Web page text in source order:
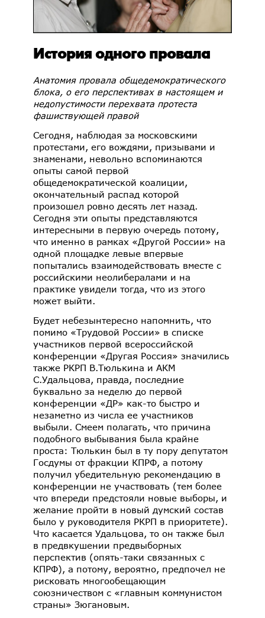
История одного провала
Анатомия провала общедемократического
блока, о его перспективах в настоящем и
недопустимости перехвата протеста
фашиствующей правой
Сегодня, наблюдая за московскими
протестами, его вождями, призывами и
знаменами, невольно вспоминаются
опыты самой первой
общедемократической коалиции,
окончательный распад которой
произошел ровно десять лет назад.
Сегодня эти опыты представляются
интересными в первую очередь потому,
что именно в рамках «Другой России» на
одной площадке левые впервые
попытались взаимодействовать вместе с
российскими неолибералами и на
практике увидели тогда, что из этого
может выйти.
Будет небезынтересно напомнить, что
помимо «Трудовой России» в списке
участников первой всероссийской
конференции «Другая Россия» значились
также РКРП В.Тюлькина и АКМ
С.Удальцова, правда, последние
буквально за неделю до первой
конференции «ДР» как-то быстро и
незаметно из числа ее участников
выбыли. Смеем полагать, что причина
подобного выбывания была крайне
проста: Тюлькин был в ту пору депутатом
Госдумы от фракции КПРФ, а потому
получил убедительную рекомендацию в
конференции не участвовать (тем более
что впереди предстояли новые выборы, и
желание пройти в новый думский состав
было у руководителя РКРП в приоритете).
Что касается Удальцова, то он также был
в предвкушении предвыборных
перспектив (опять-таки связанных с
КПРФ), а потому, вероятно, предпочел не
рисковать многообещающим
союзничеством с «главным коммунистом
страны» Зюгановым.